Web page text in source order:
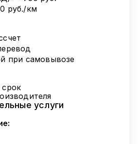
руб./км
при самовывозе
услуги